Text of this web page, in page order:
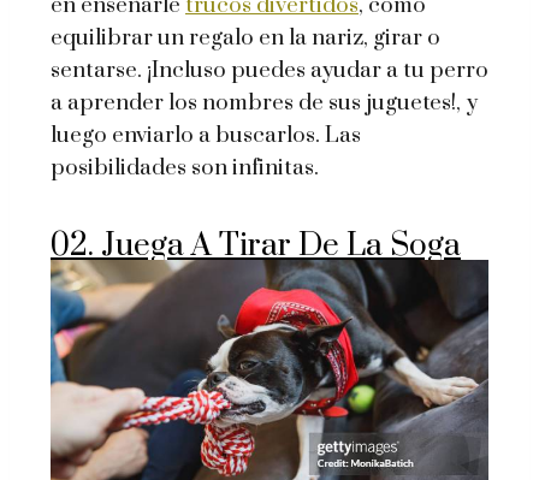
equilibrar un regalo en la nariz, girar o
sentarse. ¡Incluso puedes ayudar a tu perro
a aprender los nombres de sus juguetes!, y
luego enviarlo a buscarlos. Las
posibilidades son infinitas.
02. Juega A Tirar De La Soga